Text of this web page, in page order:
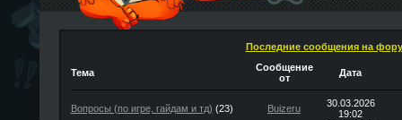
Последние сообщения на
Тема
Сообщение
от
Дата
Вопросы (по игре, гайдам и тд) (23) Buizeru
30.03.2026
19:02